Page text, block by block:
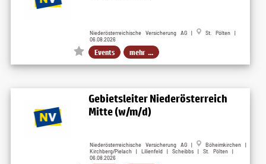
Niederösterreichische Versicherung AG |
St. Pölten |
06.08.2026
Events mehr ...
Gebietsleiter Niederösterreich
Mitte (w/m/d)
Niederösterreichische Versicherung AG |
Böheimkirchen |
Kirchberg/Pielach | Lilienfeld | Scheibbs | St. Pölten |
06.08.2026